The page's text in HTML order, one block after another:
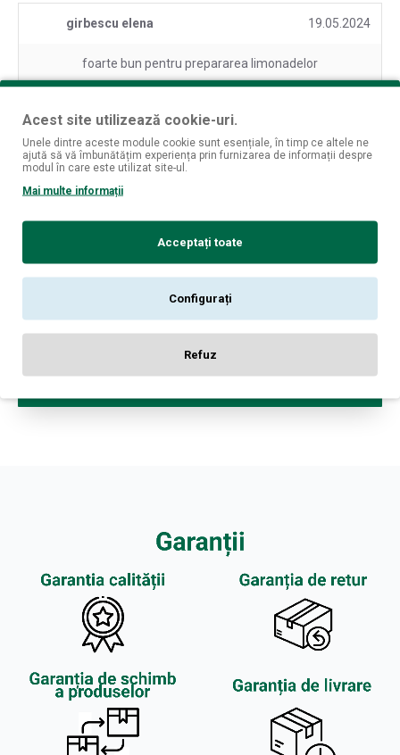
girbescu elena 19.05.2024
foarte bun pentru prepararea limonadelor
SPUNE-ŢI OPINIA
Numele tău:
Opinia ta:
Notă:Codul HTML este citit ca şi text!
Nota:
Rău Bun
Acest site utilizează cookie-uri.
Unele dintre aceste module cookie sunt esențiale, în timp ce altele ne
ajută să vă îmbunătățim experiența prin furnizarea de informații despre
modul în care este utilizat site-ul.
Mai multe informații
Acceptați toate
Configurați
Refuz